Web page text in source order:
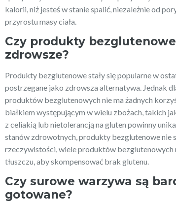
kalorii, niż jesteś w stanie spalić, niezależnie od
przyrostu masy ciała.
Czy produkty
zdrowsze?
Produkty bezglutenowe stały się popularne w
postrzegane jako zdrowsza alternatywa. Jednak
produktów bezglutenowych nie ma żadnych
białkiem występującym w wielu zbożach, takich
z celiakią lub nietolerancją na gluten powinny
stanów zdrowotnych, produkty bezglutenowe nie
rzeczywistości, wiele produktów bezglutenowych
tłuszczu, aby skompensować brak glutenu.
Czy surowe warzywa są
gotowane?